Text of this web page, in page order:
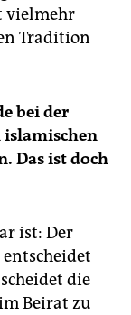
vielmehr
Tradition
bei der
islamischen
Das ist doch
ist: Der
die
Beirat zu